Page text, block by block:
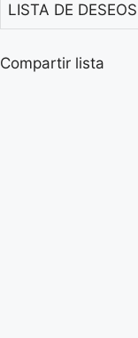
LISTA DE DESEOS
Compartir lista